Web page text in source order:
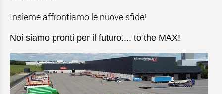
Insieme affrontiamo le nuove sfide!
Noi siamo pronti per il futuro.... to the MAX!